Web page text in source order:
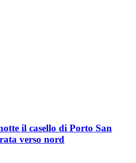
il casello di Porto San
verso nord